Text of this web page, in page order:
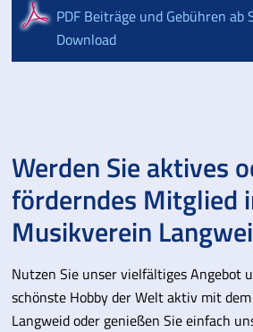
PDF Beiträge und Gebühren ab
Download
Werden Sie aktives
förderndes Mitglied
Musikverein
Nutzen Sie unser vielfältiges Angebot
schönste Hobby der Welt aktiv mit
Langweid oder genießen Sie einfach